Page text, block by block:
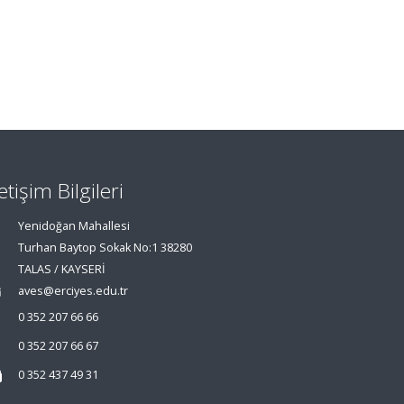
Bilgileri
Yenidoğan Mahallesi
Turhan Baytop Sokak No:1 38280
TALAS / KAYSERİ
aves@erciyes.edu.tr
0 352 207 66 66
0 352 207 66 67
0 352 437 49 31